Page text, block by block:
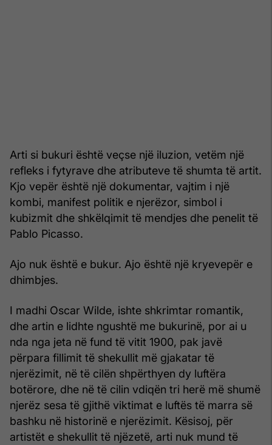
Arti si bukuri është veçse një iluzion, vetëm një
refleks i fytyrave dhe atributeve të shumta të artit.
Kjo vepër është një dokumentar, vajtim i një
kombi, manifest politik e njerëzor, simbol i
kubizmit dhe shkëlqimit të mendjes dhe penelit të
Pablo Picasso.
Ajo nuk është e bukur. Ajo është një kryevepër e
dhimbjes.
I madhi Oscar Wilde, ishte shkrimtar romantik,
dhe artin e lidhte ngushtë me bukurinë, por ai u
nda nga jeta në fund të vitit 1900, pak javë
përpara fillimit të shekullit më gjakatar të
njerëzimit, në të cilën shpërthyen dy luftëra
botërore, dhe në të cilin vdiqën tri herë më shumë
njerëz sesa të gjithë viktimat e luftës të marra së
bashku në historinë e njerëzimit. Kësisoj, për
artistët e shekullit të njëzetë, arti nuk mund të